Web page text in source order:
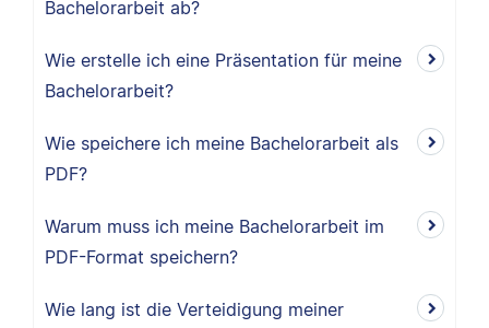
Bachelorarbeit ab?
Wie erstelle ich eine Präsentation für meine
Bachelorarbeit?
Wie speichere ich meine Bachelorarbeit als
PDF?
Warum muss ich meine Bachelorarbeit im
PDF-Format speichern?
Wie lang ist die Verteidigung meiner